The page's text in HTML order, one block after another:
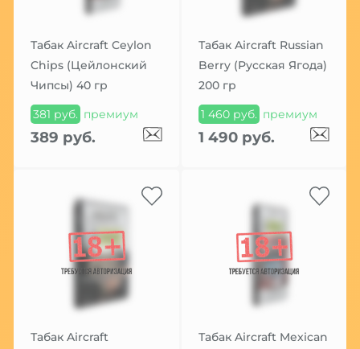
Табак Aircraft Ceylon
Chips (Цейлонский
Чипсы) 40 гр
381 руб. премиум
389 руб.
Табак Aircraft Russian
Berry (Русская Ягода)
200 гр
1 460 руб. премиум
1 490 руб.
Табак Aircraft
Табак Aircraft Mexican